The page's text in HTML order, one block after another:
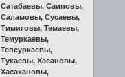
Сатабаевы, Саиповы,
Саламовы, Сусаевы,
Тимиговы, Темаевы,
Темуркаевы,
Тепсуркаевы,
Тукаевы, Хасановы,
Хасахановы,